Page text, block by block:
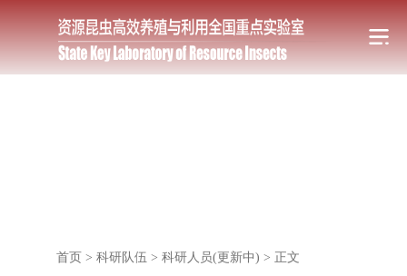
首页 > 科研队伍 > 科研人员(更新中) > 正文